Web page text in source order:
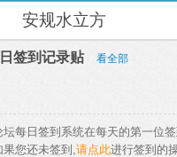
安规水立方
签到记录贴 看全部
坛每日签到系统在每天的第一位
您还未签到,请点此进行签到的